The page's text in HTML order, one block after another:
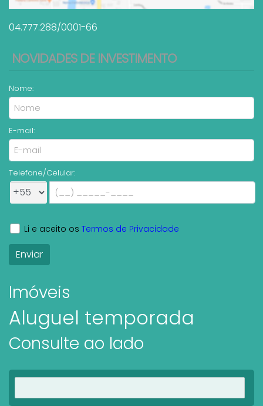
04.777.288/0001-66
NOVIDADES DE INVESTIMENTO
Nome:
E-mail:
Telefone/Celular:
Li e aceito os Termos de Privacidade
Imóveis
Aluguel temporada
Consulte ao lado